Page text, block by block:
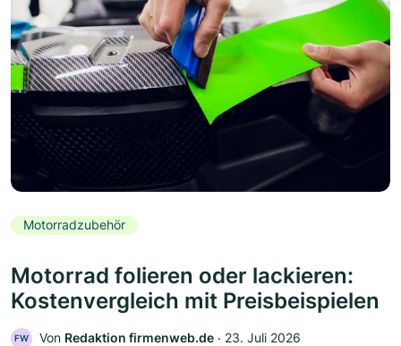
Motorradzubehör
Motorrad folieren oder lackieren:
Kostenvergleich mit Preisbeispielen
FW Von Redaktion firmenweb.de ‧ 23. Juli 2026